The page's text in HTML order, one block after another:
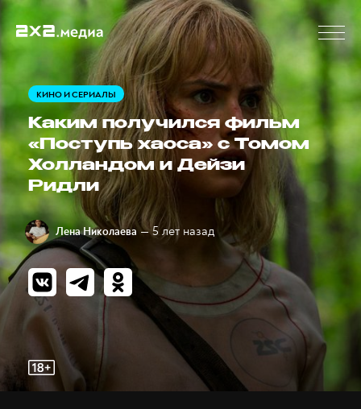
КИНО И СЕРИАЛЫ
Каким получился фильм
«Поступь хаоса» с Томом
Холландом и Дейзи
Ридли
Лена Николаева — 5 лет назад